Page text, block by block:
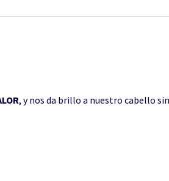
, y nos da brillo a nuestro cabello